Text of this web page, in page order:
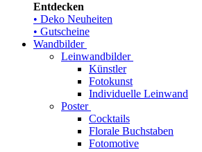
Entdecken
• Deko Neuheiten
• Gutscheine
Wandbilder
Leinwandbilder
Künstler
Fotokunst
Individuelle Leinwand
Poster
Cocktails
Florale Buchstaben
Fotomotive